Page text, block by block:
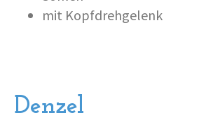
mit Kopfdrehgelenk
Denzel